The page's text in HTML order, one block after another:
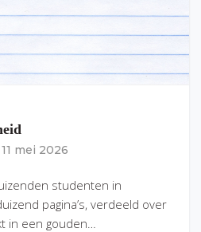
11 mei 2026
studenten in
pagina’s, verdeeld over
in een gouden…